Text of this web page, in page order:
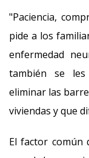
"Paciencia,
pide a los
enfermedad
también se
eliminar las
viviendas y que
El factor común